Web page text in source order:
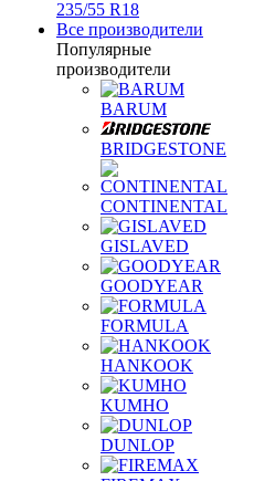
235/55 R18
Все производители
Популярные
производители
BARUM
BRIDGESTONE
CONTINENTAL
GISLAVED
GOODYEAR
FORMULA
HANKOOK
KUMHO
DUNLOP